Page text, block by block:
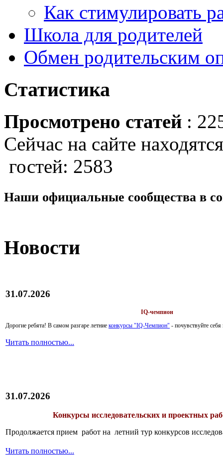
Как стимулировать
Школа для родителей
Обмен родительским
Статистика
Просмотрено статей :
Сейчас на сайте
гостей: 2583
Наши официальные сообщества в
Новости
31.07.2026
IQ-чемпион
Дорогие ребята! В самом разгаре летние конкурсы "IQ-Чемпион" - почувствуйте
Читать полностью...
31.07.2026
Конкурсы исследовательских и проектных
Продолжается прием работ на летний тур конкурсов
Читать полностью...